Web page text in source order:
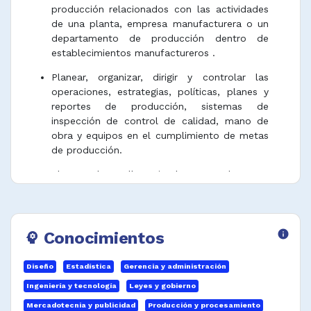
producción relacionados con las actividades
de una planta, empresa manufacturera o un
departamento de producción dentro de
establecimientos manufactureros .
Planear, organizar, dirigir y controlar las
operaciones, estrategias, políticas, planes y
reportes de producción, sistemas de
inspección de control de calidad, mano de
obra y equipos en el cumplimiento de metas
de producción.
Planear, desarrollar e implementar planes en
cumplimiento de metas de producción.
operación, distribución, inventario,
almacenamiento y abastecimiento de
empresas servicios públicos .
psychology Conocimientos info
Diseño Estadística Gerencia y administración
Ingeniería y tecnología Leyes y gobierno
Mercadotecnia y publicidad Producción y procesamiento